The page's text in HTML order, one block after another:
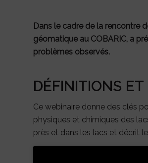
Dans le cadre de la rencontre
géomatique au COBARIC, a
problèmes observés.
DÉFINITIONS
Ce webinaire donne des clés
physiques et chimiques des
près et dans les lacs et décrit